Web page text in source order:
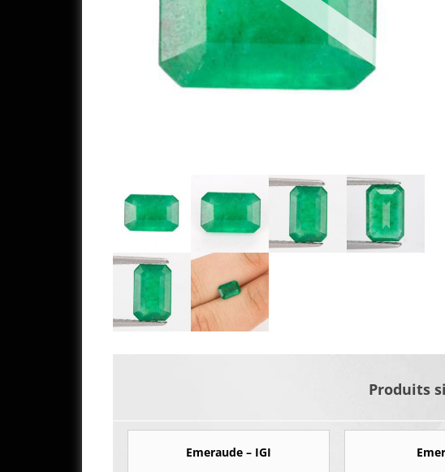
Produits
Emeraude – IGI